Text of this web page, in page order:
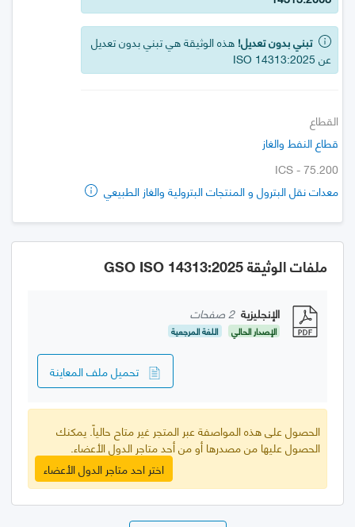
تبني بدون تعديل! هذه الوثيقة هي تبني بدون تعديل
عن ISO 14313:2025
القطاع
قطاع النفط والغاز
ICS - 75.200
معدات نقل البترول و المنتجات البترولية والغاز الطبيعي
ملفات الوثيقة GSO ISO 14313:2025
الإنجليزية 2 صفحات
الإصدار الحالي اللغة المرجعية
تحميل ملف المعاينة
الحصول على هذه المواصفة عبر المتجر غير متاح حالياً. يمكنك
الحصول عليها من مصدرها أو من أحد متاجر الدول الأعضاء.
اختر احد متاجر الدول الأعضاء